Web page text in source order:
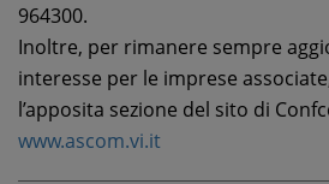
964300.
Inoltre, per rimanere sempre
interesse per le imprese
l’apposita sezione del sito di
www.ascom.vi.it